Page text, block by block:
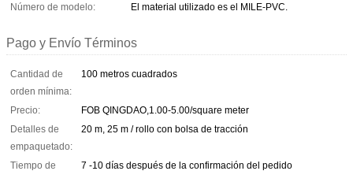
Número de modelo:
El material utilizado es el MILE-PVC.
Pago y Envío Términos
Cantidad de
orden mínima:
100 metros cuadrados
Precio:
FOB QINGDAO,1.00-5.00/square meter
Detalles de
empaquetado:
20 m, 25 m / rollo con bolsa de tracción
Tiempo de
7 -10 días después de la confirmación del pedido